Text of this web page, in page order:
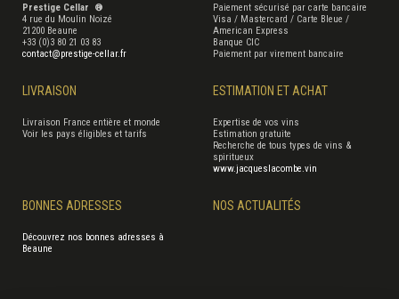
Prestige Cellar ®
4 rue du Moulin Noizé
21200 Beaune
+33 (0)3 80 21 03 83
contact@prestige-cellar.fr
Paiement sécurisé par carte bancaire
Visa / Mastercard / Carte Bleue /
American Express
Banque CIC
Paiement par virement bancaire
LIVRAISON
Livraison France entière et monde
Voir les pays éligibles et tarifs
BONNES ADRESSES
Découvrez nos bonnes adresses à
Beaune
ESTIMATION ET ACHAT
Expertise de vos vins
Estimation gratuite
Recherche de tous types de vins &
spiritueux
www.jacqueslacombe.vin
NOS ACTUALITÉS